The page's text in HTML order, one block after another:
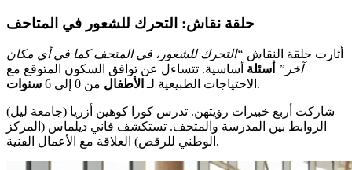
حلقة نقاش: التحرك للشعور في المتاحف
أثارت حلقة النقاش “التحرك للشعور، في المتحف كما في أي مكان
آخر” أسئلة أساسية. تتساءل عن توافق السكون المتوقع مع
الاحتياجات الطبيعية لـ الأطفال من 0 إلى 6 سنوات .
شاركت أربع خبيرات رؤيتهن. تدرس كورا كوهين أزريا (جامعة ليل)
الروابط بين المدرسة والمتحف. تستكشف فاني ديلماس (المركز
الوطني للرقص) العلاقة مع الأعمال الفنية.